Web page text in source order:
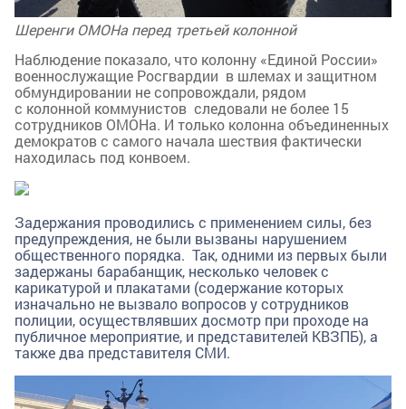
Шеренги ОМОНа перед третьей колонной
Наблюдение показало, что колонну «Единой России»
военнослужащие Росгвардии в шлемах и защитном
обмундировании не сопровождали, рядом
с колонной коммунистов следовали не более 15
сотрудников ОМОНа. И только колонна объединенных
демократов с самого начала шествия фактически
находилась под конвоем.
Задержания проводились с применением силы, без
предупреждения, не были вызваны нарушением
общественного порядка. Так, одними из первых были
задержаны барабанщик, несколько человек с
карикатурой и плакатами (содержание которых
изначально не вызвало вопросов у сотрудников
полиции, осуществлявших досмотр при проходе на
публичное мероприятие, и представителей КВЗПБ), а
также два представителя СМИ.